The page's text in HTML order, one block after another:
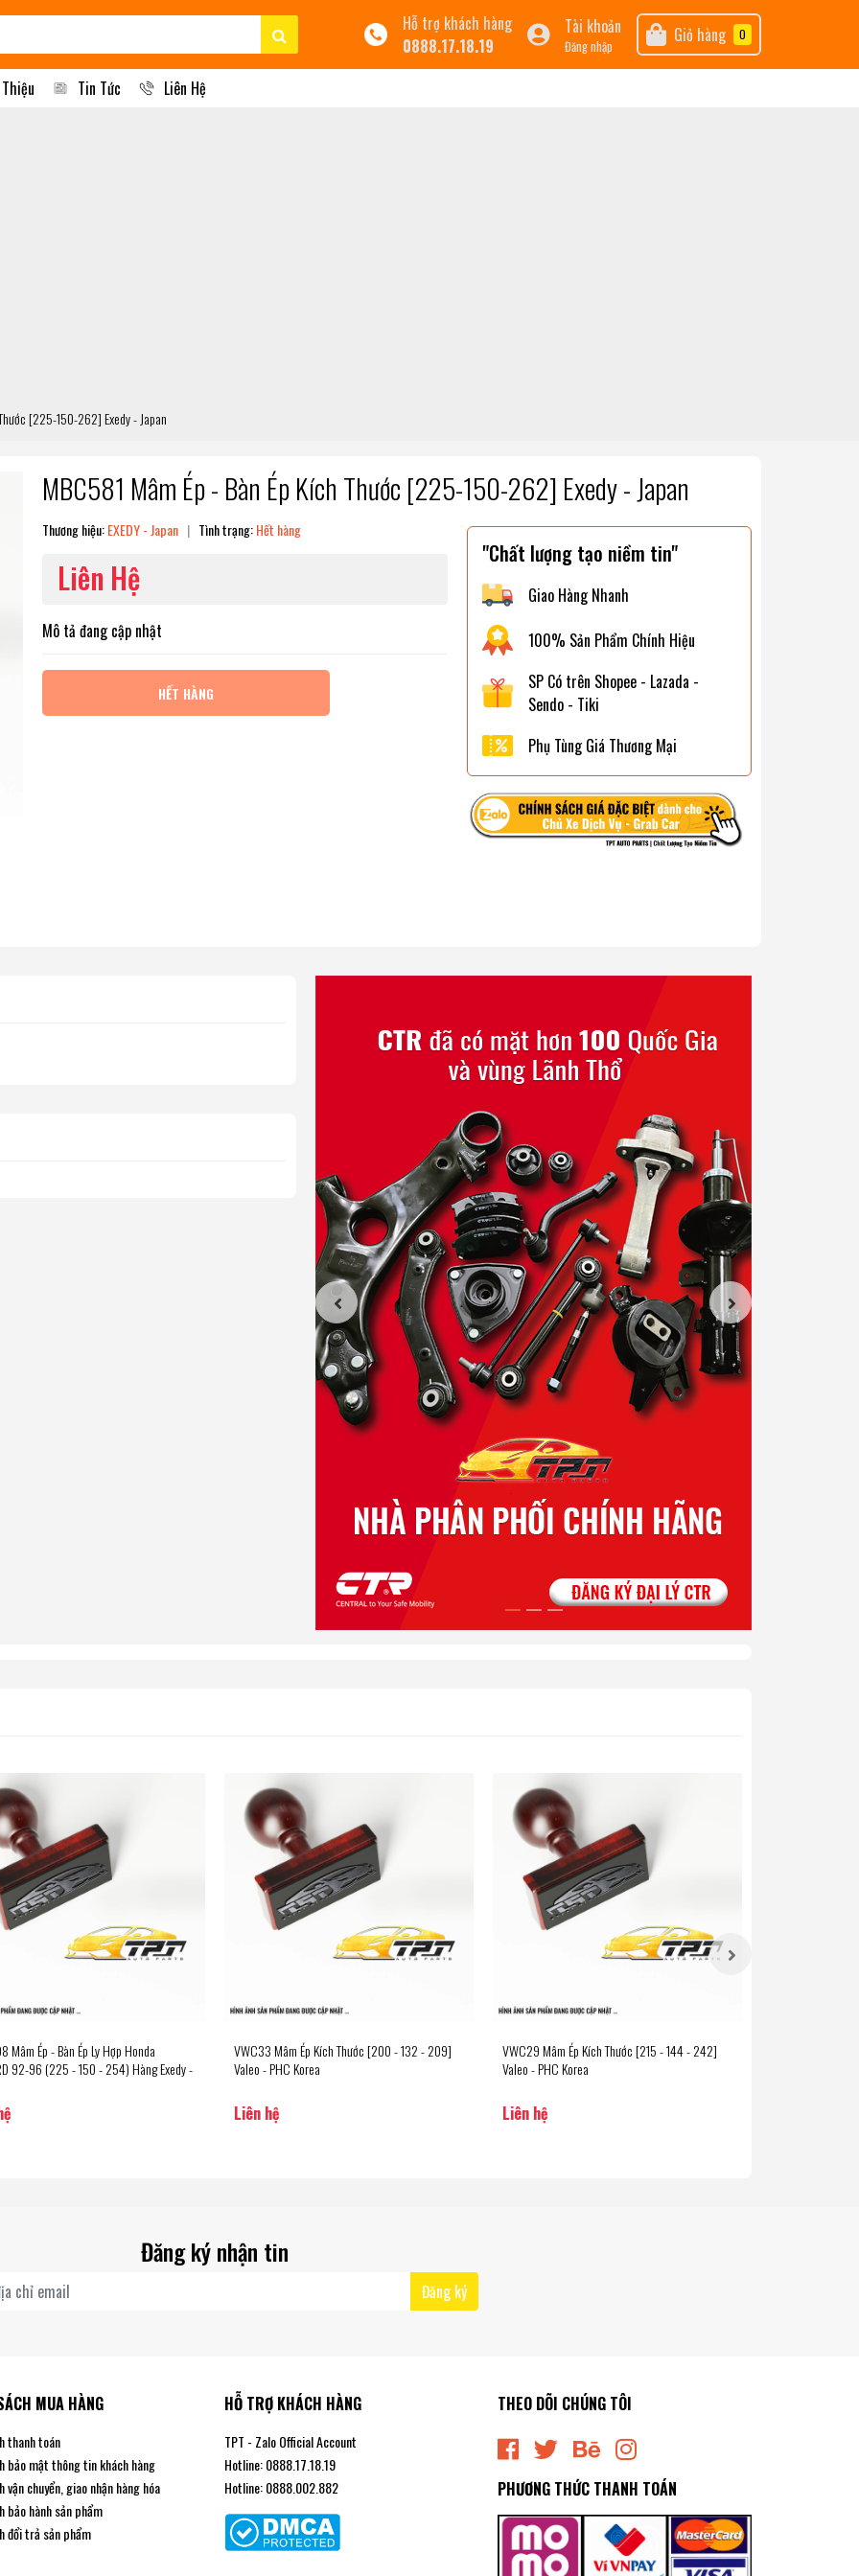
Hỗ trợ khách hàng
0888.17.18.19
Tài khoản
Đăng nhập Giỏ hàng 0
Tin Tức Liên Hệ
[225-150-262] Exedy - Japan
MBC581 Mâm Ép - Bàn Ép Kích Thước [225-150-262] Exedy - Japan
Thương hiệu:EXEDY - Japan | Tình trạng:Hết hàng
Liên Hệ
Mô tả đang cập nhật
HẾT HÀNG
"Chất lượng tạo niềm tin"
Giao Hàng Nhanh
100% Sản Phẩm Chính Hiệu
SP Có trên Shopee - Lazada -
Sendo - Tiki
Phụ Tùng Giá Thương Mại
Mâm Ép - Bàn Ép Ly Hợp Honda
92-96 (225 - 150 - 254) Hàng Exedy -
VWC33 Mâm Ép Kích Thước [200 - 132 - 209]
Valeo - PHC Korea
Liên hệ
VWC29 Mâm Ép Kích Thước [215 - 144 - 242]
Valeo - PHC Korea
Liên hệ
Đăng ký nhận tin
Đăng ký
MUA HÀNG
thanh toán
bảo mật thông tin khách hàng
vận chuyển, giao nhận hàng hóa
bảo hành sản phẩm
đổi trả sản phẩm
HỖ TRỢ KHÁCH HÀNG
TPT - Zalo Official Account
Hotline: 0888.17.18.19
Hotline: 0888.002.882
THEO DÕI CHÚNG TÔI
PHƯƠNG THỨC THANH TOÁN